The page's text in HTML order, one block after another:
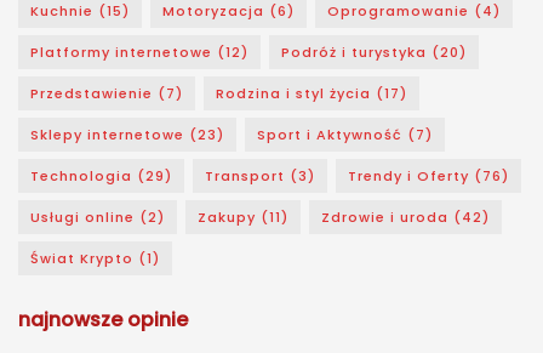
Kuchnie (15) Motoryzacja (6) Oprogramowanie (4)
Platformy internetowe (12) Podróż i turystyka (20)
Przedstawienie (7) Rodzina i styl życia (17)
Sklepy internetowe (23) Sport i Aktywność (7)
Technologia (29) Transport (3) Trendy i Oferty (76)
Usługi online (2) Zakupy (11) Zdrowie i uroda (42)
Świat Krypto (1)
najnowsze opinie